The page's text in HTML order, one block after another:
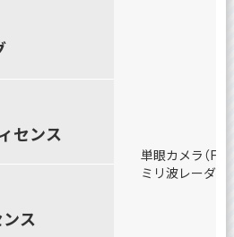
単眼カメラ（Fガ
ミリ波レーダー
センス
ス